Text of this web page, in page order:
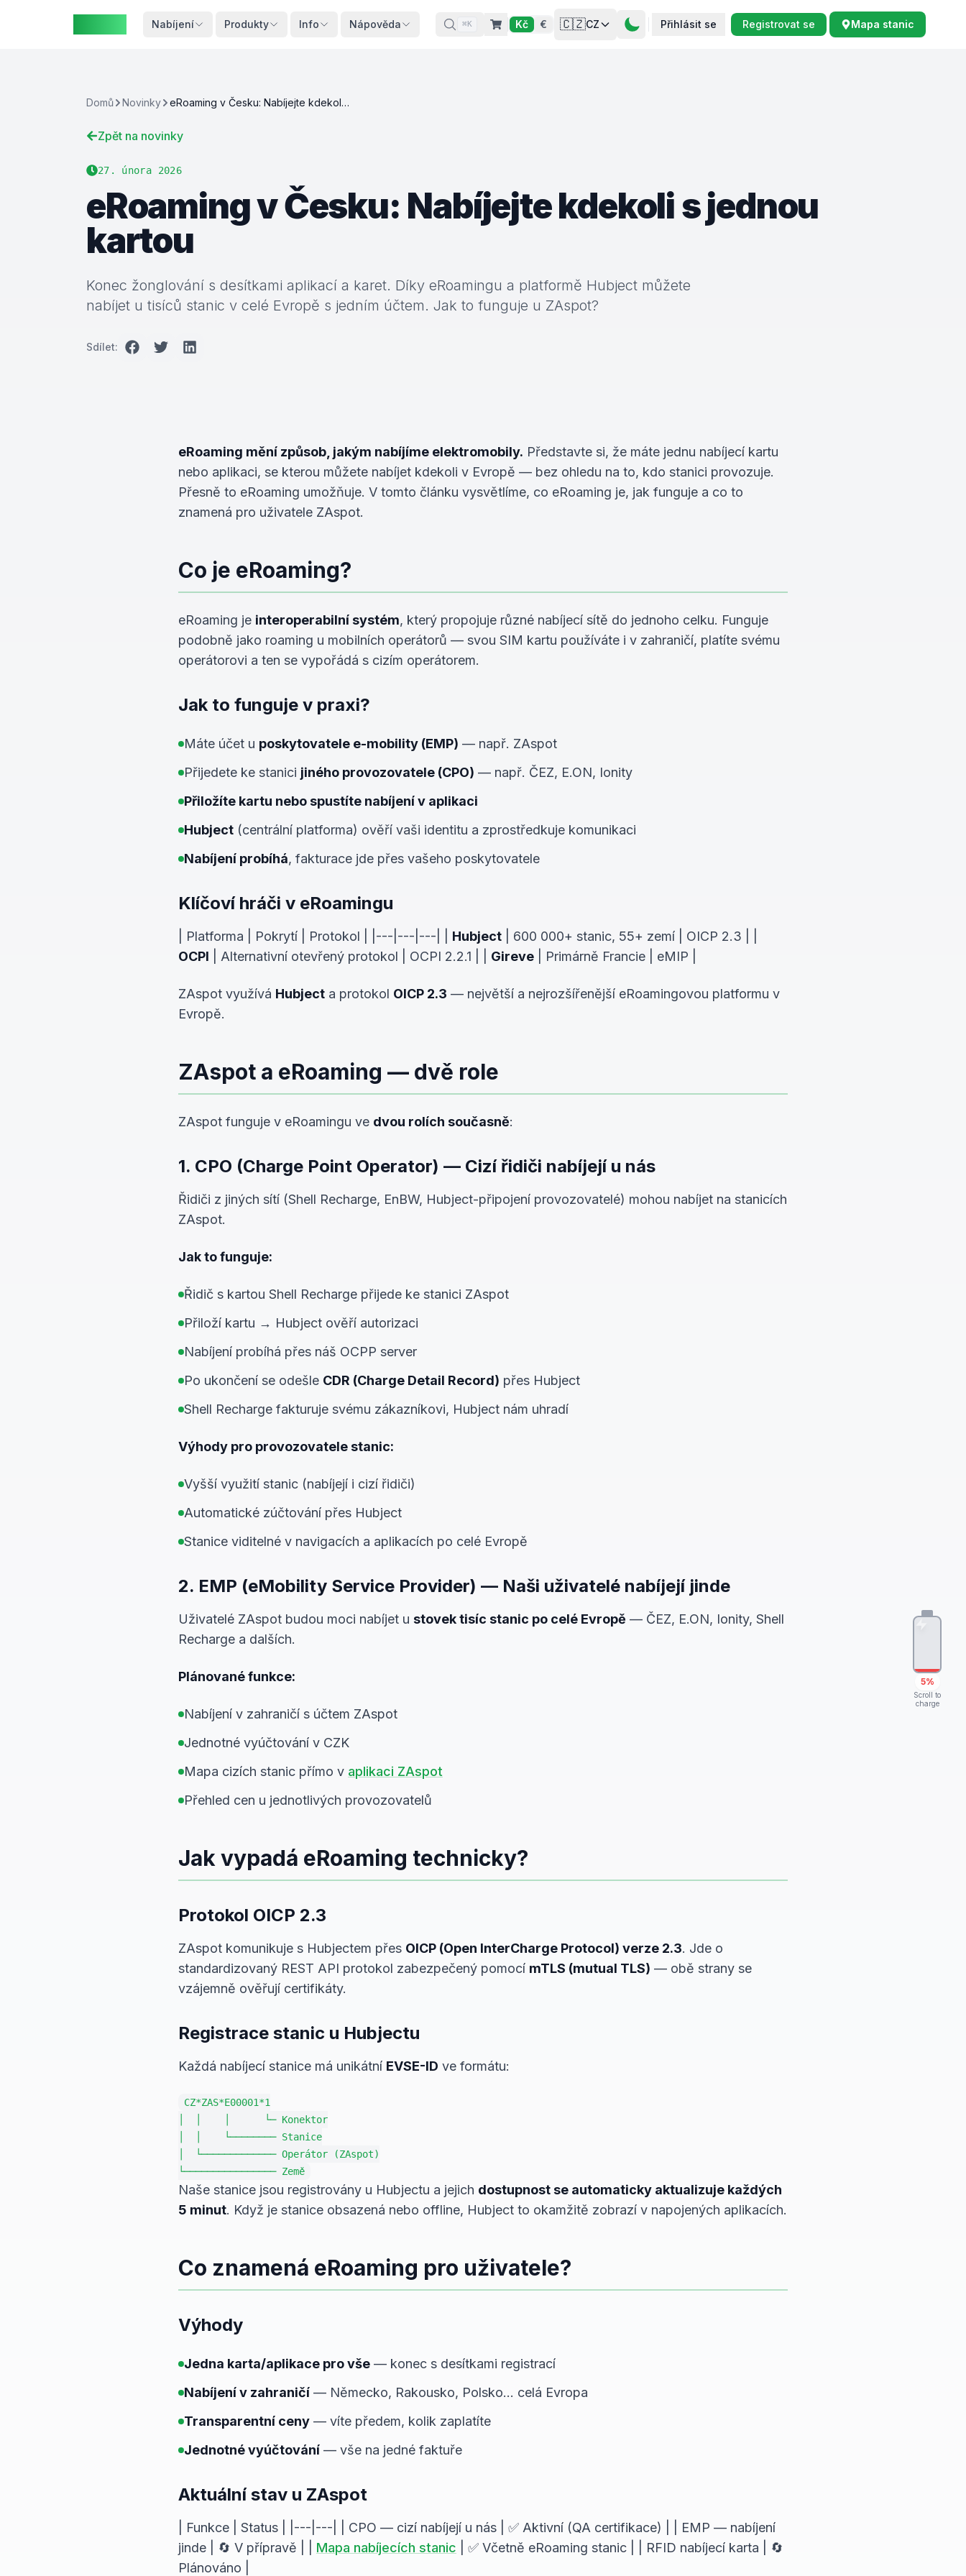
Nabíjení Produkty Info Nápověda ⌘K Kč € 🇨🇿CZ Přihlásit se Registrovat se Mapa stanic
5%
Scroll to
charge
Domů Novinky eRoaming v Česku: Nabíjejte kdekoli s jednou kartou
Zpět na novinky
27. února 2026
eRoaming v Česku: Nabíjejte kdekoli s jednou
kartou
Konec žonglování s desítkami aplikací a karet. Díky eRoamingu a platformě Hubject můžete
nabíjet u tisíců stanic v celé Evropě s jedním účtem. Jak to funguje u ZAspot?
Sdílet:
eRoaming mění způsob, jakým nabíjíme elektromobily. Představte si, že máte jednu nabíjecí kartu
nebo aplikaci, se kterou můžete nabíjet kdekoli v Evropě — bez ohledu na to, kdo stanici provozuje.
Přesně to eRoaming umožňuje. V tomto článku vysvětlíme, co eRoaming je, jak funguje a co to
znamená pro uživatele ZAspot.
Co je eRoaming?
eRoaming je interoperabilní systém, který propojuje různé nabíjecí sítě do jednoho celku. Funguje
podobně jako roaming u mobilních operátorů — svou SIM kartu používáte i v zahraničí, platíte svému
operátorovi a ten se vypořádá s cizím operátorem.
Jak to funguje v praxi?
Máte účet u poskytovatele e-mobility (EMP) — např. ZAspot
Přijedete ke stanici jiného provozovatele (CPO) — např. ČEZ, E.ON, Ionity
Přiložíte kartu nebo spustíte nabíjení v aplikaci
Hubject (centrální platforma) ověří vaši identitu a zprostředkuje komunikaci
Nabíjení probíhá, fakturace jde přes vašeho poskytovatele
Klíčoví hráči v eRoamingu
| Platforma | Pokrytí | Protokol | |---|---|---| | Hubject | 600 000+ stanic, 55+ zemí | OICP 2.3 | |
OCPI | Alternativní otevřený protokol | OCPI 2.2.1 | | Gireve | Primárně Francie | eMIP |
ZAspot využívá Hubject a protokol OICP 2.3 — největší a nejrozšířenější eRoamingovou platformu v
Evropě.
ZAspot a eRoaming — dvě role
ZAspot funguje v eRoamingu ve dvou rolích současně:
1. CPO (Charge Point Operator) — Cizí řidiči nabíjejí u nás
Řidiči z jiných sítí (Shell Recharge, EnBW, Hubject-připojení provozovatelé) mohou nabíjet na stanicích
ZAspot.
Jak to funguje:
Řidič s kartou Shell Recharge přijede ke stanici ZAspot
Přiloží kartu → Hubject ověří autorizaci
Nabíjení probíhá přes náš OCPP server
Po ukončení se odešle CDR (Charge Detail Record) přes Hubject
Shell Recharge fakturuje svému zákazníkovi, Hubject nám uhradí
Výhody pro provozovatele stanic:
Vyšší využití stanic (nabíjejí i cizí řidiči)
Automatické zúčtování přes Hubject
Stanice viditelné v navigacích a aplikacích po celé Evropě
2. EMP (eMobility Service Provider) — Naši uživatelé nabíjejí jinde
Uživatelé ZAspot budou moci nabíjet u stovek tisíc stanic po celé Evropě — ČEZ, E.ON, Ionity, Shell
Recharge a dalších.
Plánované funkce:
Nabíjení v zahraničí s účtem ZAspot
Jednotné vyúčtování v CZK
Mapa cizích stanic přímo v aplikaci ZAspot
Přehled cen u jednotlivých provozovatelů
Jak vypadá eRoaming technicky?
Protokol OICP 2.3
ZAspot komunikuje s Hubjectem přes OICP (Open InterCharge Protocol) verze 2.3. Jde o
standardizovaný REST API protokol zabezpečený pomocí mTLS (mutual TLS) — obě strany se
vzájemně ověřují certifikáty.
Registrace stanic u Hubjectu
Každá nabíjecí stanice má unikátní EVSE-ID ve formátu:
CZ*ZAS*E00001*1
│  │    │      └─ Konektor
│  │    └──────── Stanice
│  └───────────── Operátor (ZAspot)
Naše stanice jsou registrovány u Hubjectu a jejich dostupnost se automaticky aktualizuje každých
5 minut. Když je stanice obsazená nebo offline, Hubject to okamžitě zobrazí v napojených aplikacích.
Co znamená eRoaming pro uživatele?
Výhody
Jedna karta/aplikace pro vše — konec s desítkami registrací
Nabíjení v zahraničí — Německo, Rakousko, Polsko... celá Evropa
Transparentní ceny — víte předem, kolik zaplatíte
Jednotné vyúčtování — vše na jedné faktuře
Aktuální stav u ZAspot
| Funkce | Status | |---|---| | CPO — cizí nabíjejí u nás | ✅ Aktivní (QA certifikace) | | EMP — nabíjení
jinde | 🔄 V přípravě | | Mapa nabíjecích stanic | ✅ Včetně eRoaming stanic | | RFID nabíjecí karta | 🔄
Plánováno |